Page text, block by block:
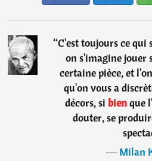
“C'est toujours ce qui
on s'imagine jouer
certaine pièce, et
qu'on vous a
décors, sibienque
douter, se
―Milan